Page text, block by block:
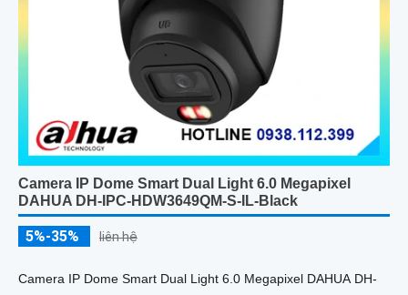
Camera IP Dome Smart Dual Light 6.0 Megapixel
DAHUA DH-IPC-HDW3649QM-S-IL-Black
5%-35% liên hệ
Camera IP Dome Smart Dual Light 6.0 Megapixel DAHUA DH-